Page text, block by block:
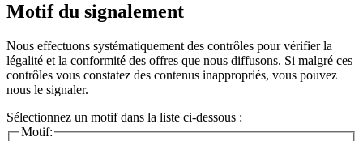
Motif du signalement
Nous effectuons systématiquement des contrôles pour vérifier la
légalité et la conformité des offres que nous diffusons. Si malgré ces
contrôles vous constatez des contenus inappropriés, vous pouvez
nous le signaler.
Sélectionnez un motif dans la liste ci-dessous :
Motif: